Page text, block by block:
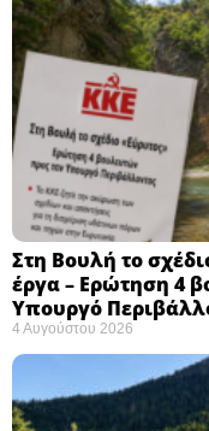
Στη Βουλή το
έργα – Ερώτηση 4
Υπουργό
4 Αυγούστου 2026